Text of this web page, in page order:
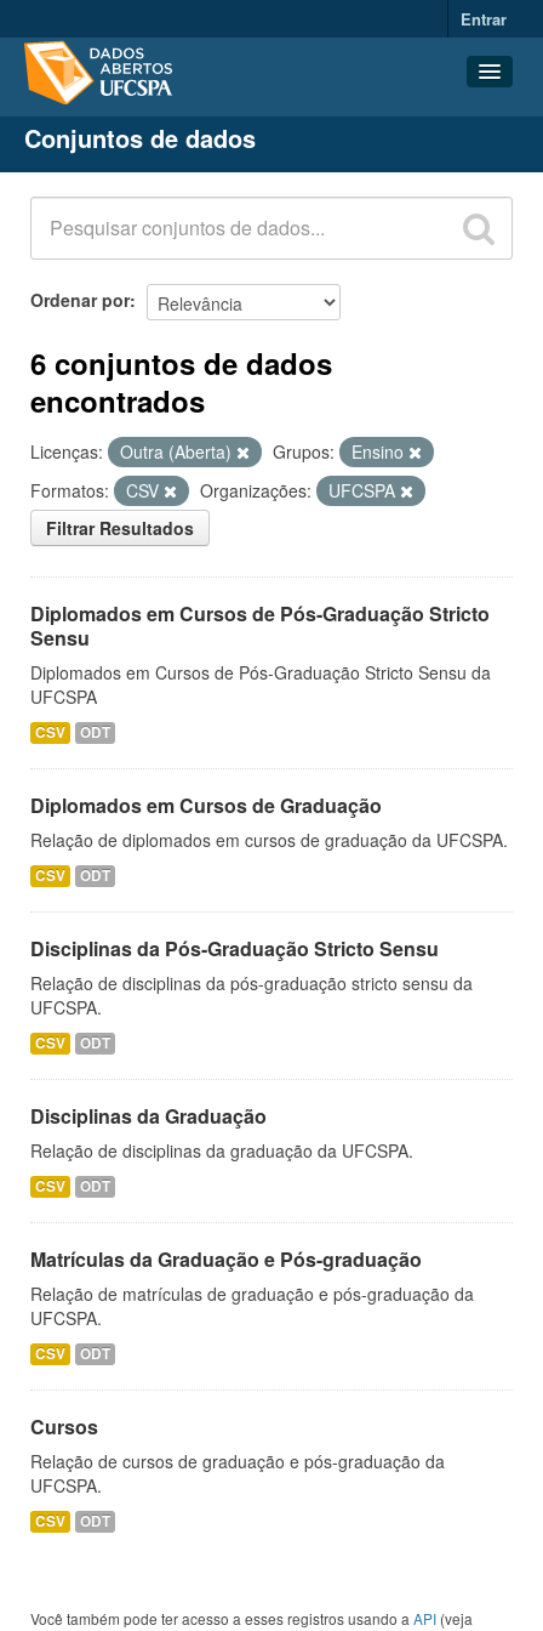
Entrar
Conjuntos de dados
Organizações
Grupos
Sobre
Conjuntos de dados
Ordenar por
6 conjuntos de dados
encontrados
Licenças: Outra (Aberta) Grupos:
Ensino
Formatos:
CSV Organizações:
UFCSPA
Filtrar Resultados
Diplomados em Cursos de Pós-Graduação Stricto
Sensu
Diplomados em Cursos de Pós-Graduação Stricto Sensu da
UFCSPA
CSV ODT
Diplomados em Cursos de Graduação
Relação de diplomados em cursos de graduação da UFCSPA.
CSV ODT
Disciplinas da Pós-Graduação Stricto Sensu
Relação de disciplinas da pós-graduação stricto sensu da
UFCSPA.
CSV ODT
Disciplinas da Graduação
Relação de disciplinas da graduação da UFCSPA.
CSV ODT
Matrículas da Graduação e Pós-graduação
Relação de matrículas de graduação e pós-graduação da
UFCSPA.
CSV ODT
Cursos
Relação de cursos de graduação e pós-graduação da
UFCSPA.
CSV ODT
Você também pode ter acesso a esses registros usando a API (veja